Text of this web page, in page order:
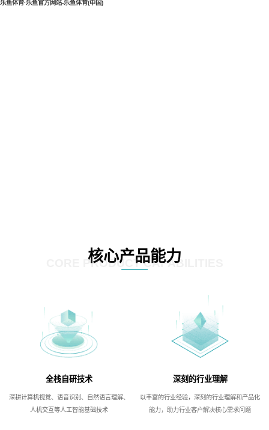
乐鱼体育·乐鱼官方网站-乐鱼体育(中国)
核心产品能力
CORE PRODUCT CAPABILITIES
全栈自研技术
深耕计算机视觉、语音识别、自然语言理解、
人机交互等人工智能基础技术
深刻的行业理解
以丰富的行业经验，深刻的行业理解和产品化
能力，助力行业客户解决核心需求问题